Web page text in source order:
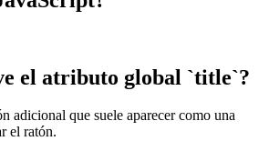
el atributo global `title`?
adicional que suele aparecer como una
el ratón.